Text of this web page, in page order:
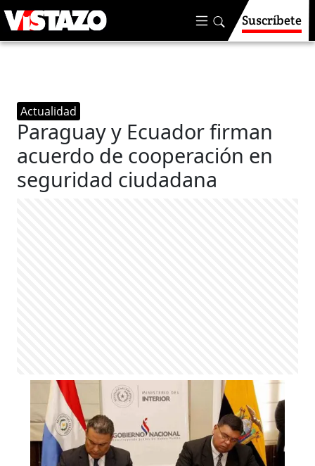
Suscríbete
Actualidad
Paraguay y Ecuador firman
acuerdo de cooperación en
seguridad ciudadana